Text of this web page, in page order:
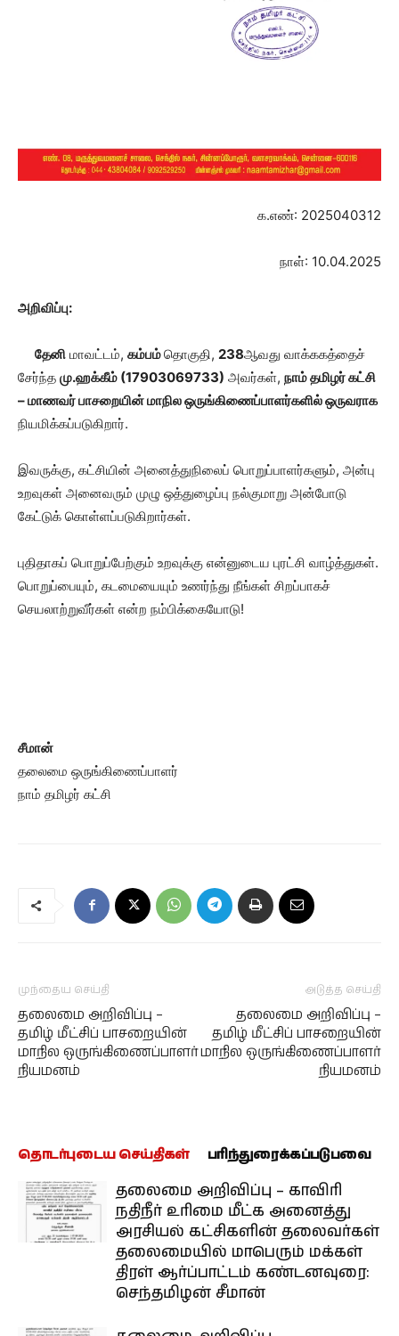
க.எண்: 2025040312
நாள்: 10.04.2025
அறிவிப்பு:
தேனி மாவட்டம், கம்பம்தொகுதி, 238ஆவது வாக்ககத்தைச்
சேர்ந்த மு.ஹக்கீம் (17903069733) அவர்கள், நாம் தமிழர் கட்சி
– மாணவர் பாசறையின் மாநில ஒருங்கிணைப்பாளர்களில் ஒருவராக
நியமிக்கப்படுகிறார்.
இவருக்கு, கட்சியின் அனைத்துநிலைப் பொறுப்பாளர்களும், அன்பு
உறவுகள் அனைவரும் முழு ஒத்துழைப்பு நல்குமாறு அன்போடு
கேட்டுக் கொள்ளப்படுகிறார்கள்.
புதிதாகப் பொறுப்பேற்கும் உறவுக்கு என்னுடைய புரட்சி வாழ்த்துகள்.
பொறுப்பையும், கடமையையும் உணர்ந்து நீங்கள் சிறப்பாகச்
செயலாற்றுவீர்கள் என்ற நம்பிக்கையோடு!
சீமான்
தலைமை ஒருங்கிணைப்பாளர்
நாம் தமிழர் கட்சி
முந்தைய செய்தி
தலைமை அறிவிப்பு –
தமிழ் மீட்சிப் பாசறையின்
மாநில ஒருங்கிணைப்பாளர்
நியமனம்
அடுத்த செய்தி
தலைமை அறிவிப்பு –
தமிழ் மீட்சிப் பாசறையின்
மாநில ஒருங்கிணைப்பாளர்
நியமனம்
தொடர்புடைய செய்திகள் பரிந்துரைக்கப்படுபவை
தலைமை அறிவிப்பு – காவிரி
நதிநீர் உரிமை மீட்க அனைத்து
அரசியல் கட்சிகளின் தலைவர்கள்
தலைமையில் மாபெரும் மக்கள்
திரள் ஆர்ப்பாட்டம் கண்டனவுரை:
செந்தமிழன் சீமான்